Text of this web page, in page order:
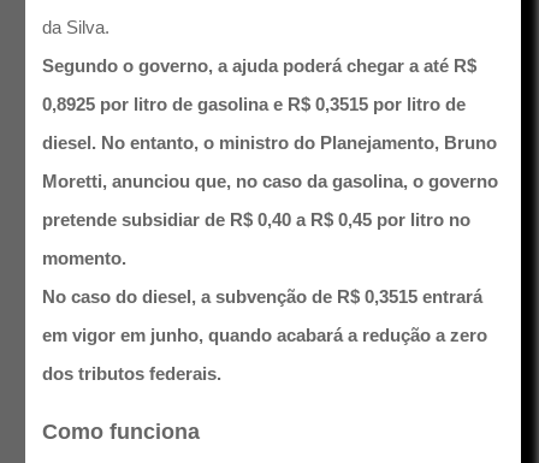
da Silva.
Segundo o governo, a ajuda poderá chegar a até R$
0,8925 por litro de gasolina e R$ 0,3515 por litro de
diesel. No entanto, o ministro do Planejamento, Bruno
Moretti, anunciou que, no caso da gasolina, o governo
pretende subsidiar de R$ 0,40 a R$ 0,45 por litro no
momento.
No caso do diesel, a subvenção de R$ 0,3515 entrará
em vigor em junho, quando acabará a redução a zero
dos tributos federais.
Como funciona